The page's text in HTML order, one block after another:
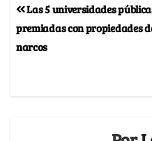
Las 5 universidades
premiadas con propiedades
narcos